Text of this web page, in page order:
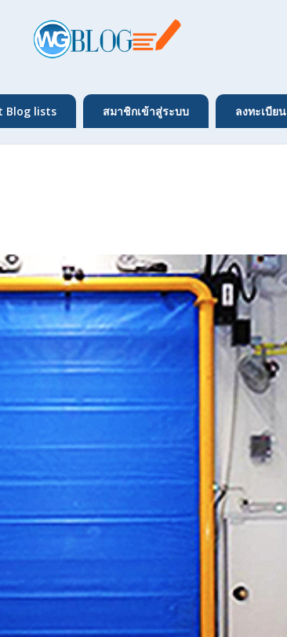
Blog lists สมาชิกเข้าสู่ระบบ ลงทะเบียน